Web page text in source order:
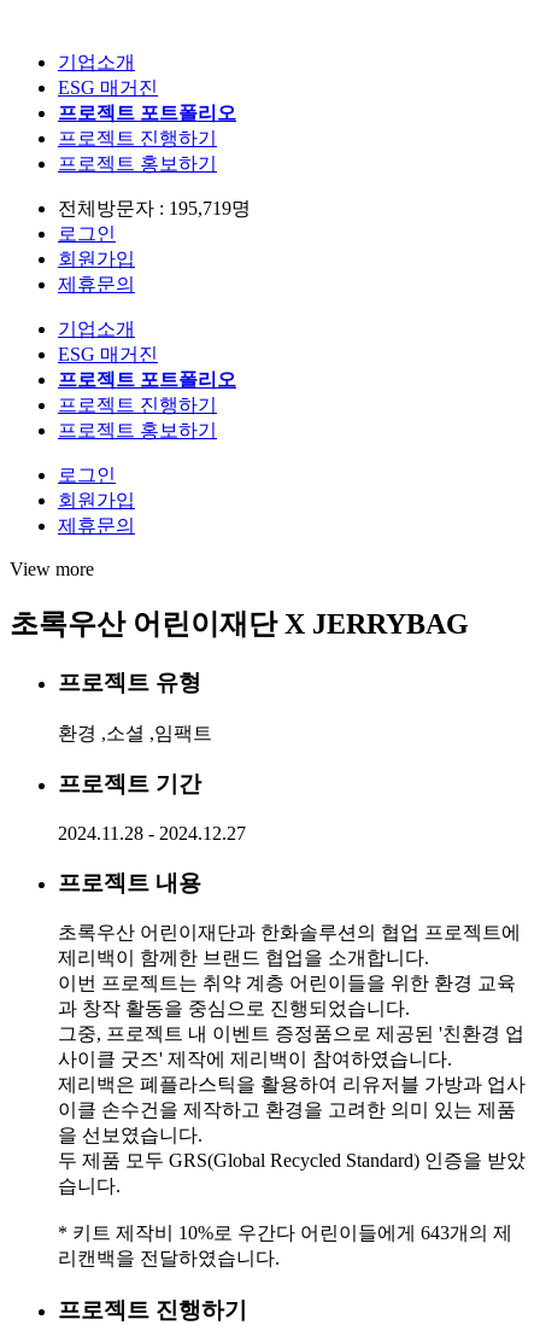
기업소개
ESG 매거진
프로젝트 포트폴리오
프로젝트 진행하기
프로젝트 홍보하기
전체방문자 : 195,719명
로그인
회원가입
제휴문의
기업소개
ESG 매거진
프로젝트 포트폴리오
프로젝트 진행하기
프로젝트 홍보하기
로그인
회원가입
제휴문의
View more
초록우산 어린이재단 X JERRYBAG
프로젝트 유형
환경 ,소셜 ,임팩트
프로젝트 기간
2024.11.28 - 2024.12.27
프로젝트 내용
초록우산 어린이재단과 한화솔루션의 협업 프로젝트에
제리백이 함께한 브랜드 협업을 소개합니다.
이번 프로젝트는 취약 계층 어린이들을 위한 환경 교육
과 창작 활동을 중심으로 진행되었습니다.
그중, 프로젝트 내 이벤트 증정품으로 제공된 '친환경 업
사이클 굿즈' 제작에 제리백이 참여하였습니다.
제리백은 폐플라스틱을 활용하여 리유저블 가방과 업사
이클 손수건을 제작하고 환경을 고려한 의미 있는 제품
을 선보였습니다.
두 제품 모두 GRS(Global Recycled Standard) 인증을 받았
습니다.
* 키트 제작비 10%로 우간다 어린이들에게 643개의 제
리캔백을 전달하였습니다.
프로젝트 진행하기